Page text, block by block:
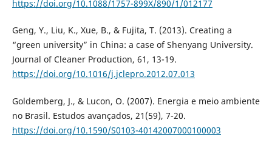
https://doi.org/10.1088/1757-899X/890/1/012177
Geng, Y., Liu, K., Xue, B., & Fujita, T. (2013). Creating a
“green university” in China: a case of Shenyang University.
Journal of Cleaner Production, 61, 13-19.
https://doi.org/10.1016/j.jclepro.2012.07.013
Goldemberg, J., & Lucon, O. (2007). Energia e meio ambiente
no Brasil. Estudos avançados, 21(59), 7-20.
https://doi.org/10.1590/S0103-40142007000100003